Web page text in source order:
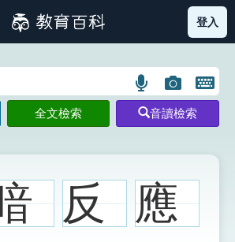
筆畫索引圖示 部首索引表圖示
登入
語
言
搜
示
圖
片
搜
示
開
鍵
圖
全文檢索 音讀檢索
反 應